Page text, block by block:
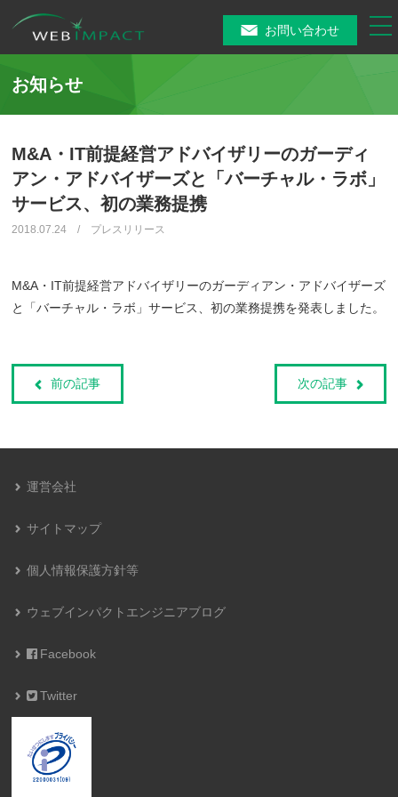
お問い合わせ
お知らせ
M&A・IT前提経営アドバイザリーのガーディ
アン・アドバイザーズと「バーチャル・ラボ」
サービス、初の業務提携
2018.07.24 / プレスリリース
M&A・IT前提経営アドバイザリーのガーディアン・アドバイザーズ
と「バーチャル・ラボ」サービス、初の業務提携を発表しました。
前の記事 次の記事
運営会社
サイトマップ
個人情報保護方針等
ウェブインパクトエンジニアブログ
Facebook
Twitter